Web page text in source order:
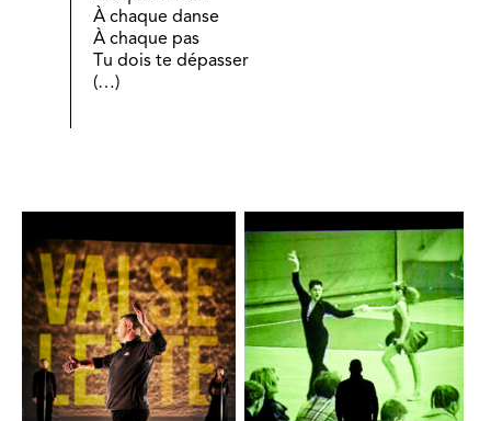
À chaque danse
À chaque pas
Tu dois te dépasser
(…)